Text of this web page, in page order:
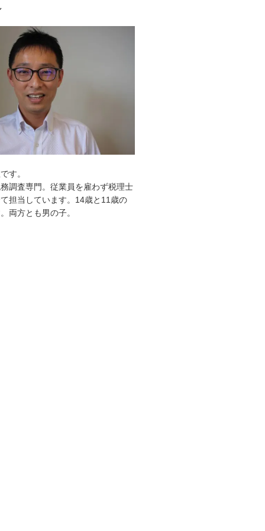
す。
調査専門。従業員を雇わず税理士
担当しています。14歳と11歳の
両方とも男の子。